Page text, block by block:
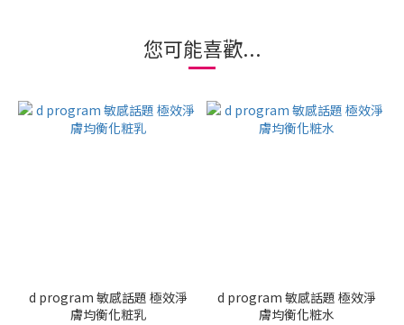
您可能喜歡...
d program 敏感話題 極效淨
膚均衡化粧乳
d program 敏感話題 極效淨
膚均衡化粧水